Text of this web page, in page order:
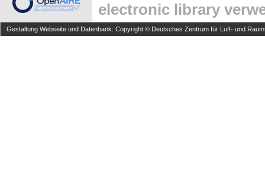
electronic library
Gestaltung Webseite und Datenbank: Copyright © Deutsches Zentrum für Luft- und